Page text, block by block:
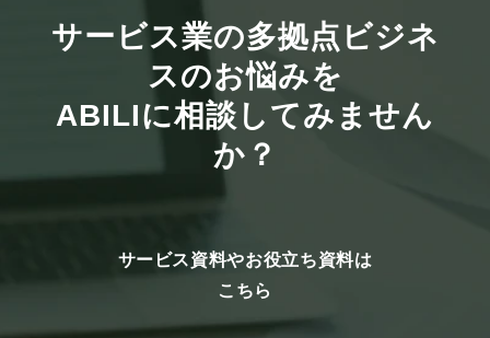
サービス業の多拠点ビジネ
スのお悩みを
ABILIに相談してみません
か？
サービス資料やお役立ち資料は
こちら